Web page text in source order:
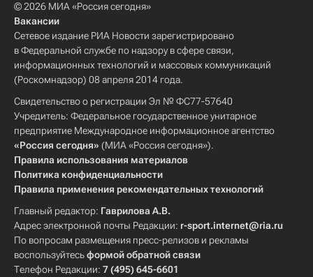
© 2026 МИА «Россия сегодня»
Вакансии
Сетевое издание РИА Новости зарегистрировано
в Федеральной службе по надзору в сфере связи,
информационных технологий и массовых коммуникаций
(Роскомнадзор) 08 апреля 2014 года.
Свидетельство о регистрации Эл № ФС77-57640
Учредитель: Федеральное государственное унитарное
предприятие Международное информационное агентство
«Россия сегодня» (МИА «Россия сегодня»).
Правила использования материалов
Политика конфиденциальности
Правила применения рекомендательных технологий
Главный редактор: Гаврилова А.В.
Адрес электронной почты Редакции: r-sport.internet@ria.ru
По вопросам размещения пресс-релизов и рекламы
воспользуйтесьформой обратной связи
Телефон Редакции: 7 (495) 645-6601